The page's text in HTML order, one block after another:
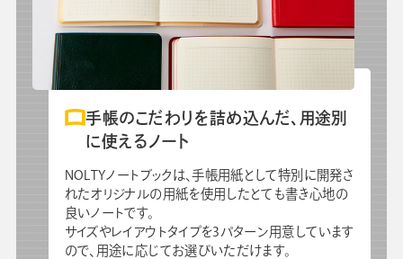
関連サービス
グループ会社 プライバシーポリシー 個人情報保護法
手帳のこだわりを詰め込んだ、用途別
に使えるノート
NOLTYノートブックは、手帳用紙として特別に開発さ
れたオリジナルの用紙を使用したとても書き心地の
良いノートです。
サイズやレイアウトタイプを3パターン用意しています
ので、用途に応じてお選びいただけます。